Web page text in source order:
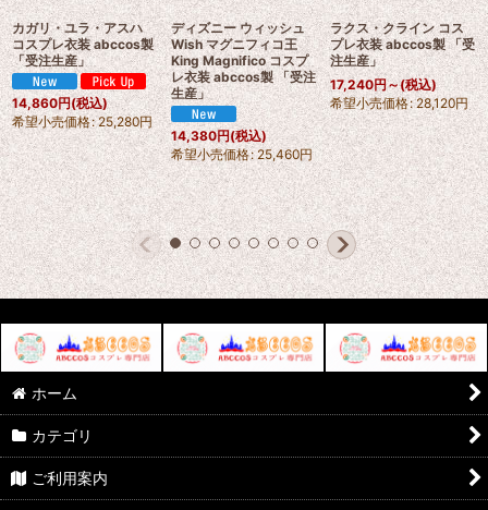
カガリ・ユラ・アスハ
コスプレ衣装 abccos製
「受注生産」
14,860円(税込)
希望小売価格: 25,280円
ディズニー ウィッシュ
Wish マグニフィコ王
King Magnifico コスプ
レ衣装 abccos製 「受注
生産」
14,380円(税込)
希望小売価格: 25,460円
ラクス・クライン コス
プレ衣装 abccos製 「受
注生産」
17,240円～(税込)
希望小売価格: 28,120円
ホーム
カテゴリ
ご利用案内